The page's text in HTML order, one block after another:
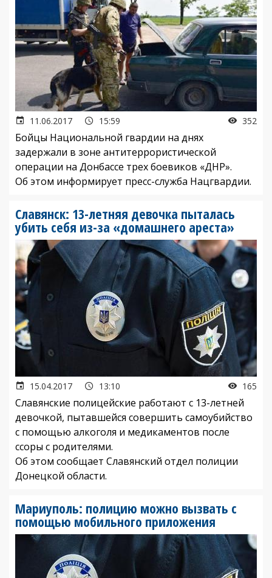
11.06.2017 15:59 352
Бойцы Национальной гвардии на днях
задержали в зоне антитеррористической
операции на Донбассе трех боевиков «ДНР».
Об этом информирует пресс-служба Нацгвардии.
Славянск: 13-летняя девочка пыталась
убить себя из-за «домашнего ареста»
15.04.2017 13:10 165
Славянские полицейские работают с 13-летней
девочкой, пытавшейся совершить самоубийство
с помощью алкоголя и медикаментов после
ссоры с родителями.
Об этом сообщает Славянский отдел полиции
Донецкой области.
Мариуполь: полицию можно вызвать с
помощью мобильного приложения